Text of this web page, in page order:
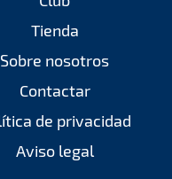
Tienda
Sobre nosotros
Contactar
de privacidad
Aviso legal